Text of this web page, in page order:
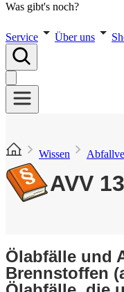
Was gibt's noch?
Service Über uns
Wissen
AVV 13
Ölabfälle und
Brennstoffen